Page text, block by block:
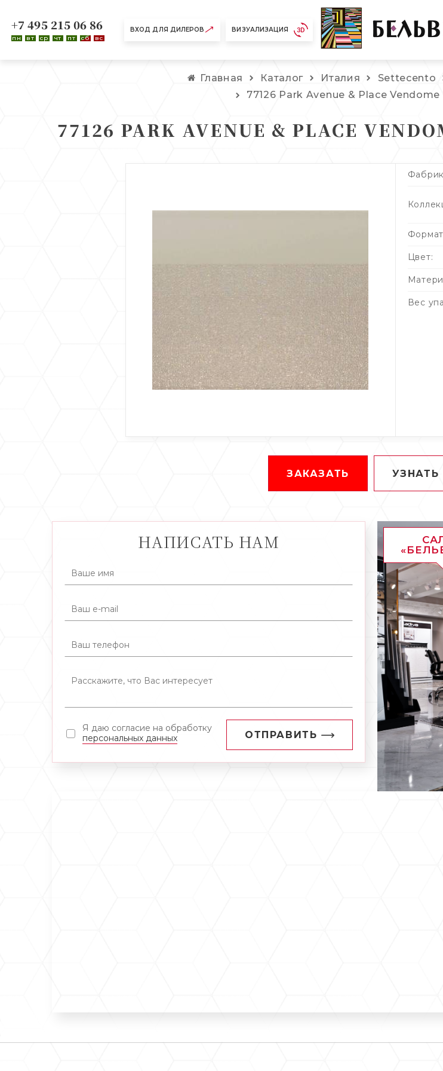
ВХОД ДЛЯ ДИЛЕРОВ ВИЗУАЛИЗАЦИЯ
+7 495 215 06 86
пн вт ср чт пт сб вс
Главная Каталог Италия Settecento
77126 Park Avenue & Place
77126 PARK AVENUE & PLACE
Цвет:
Вес
ЗАКАЗАТЬ УЗНАТЬ
НАПИСАТЬ НАМ
Я даю согласие на обработку
персональных данных
ОТПРАВИТЬ